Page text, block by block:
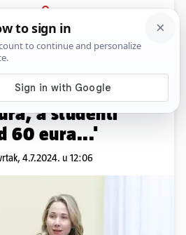
PRIJAVA
News Komentari
najam stanova
a studenti
60 eura...'
4.7.2024. u 12:06